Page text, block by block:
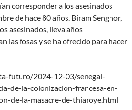
corresponder a los asesinados
de hace 80 años. Biram Senghor,
asesinados, lleva años
las fosas y se ha ofrecido para hacer
futuro/2024-12-03/senegal-
de-la-colonizacion-francesa-en-
de-la-masacre-de-thiaroye.html